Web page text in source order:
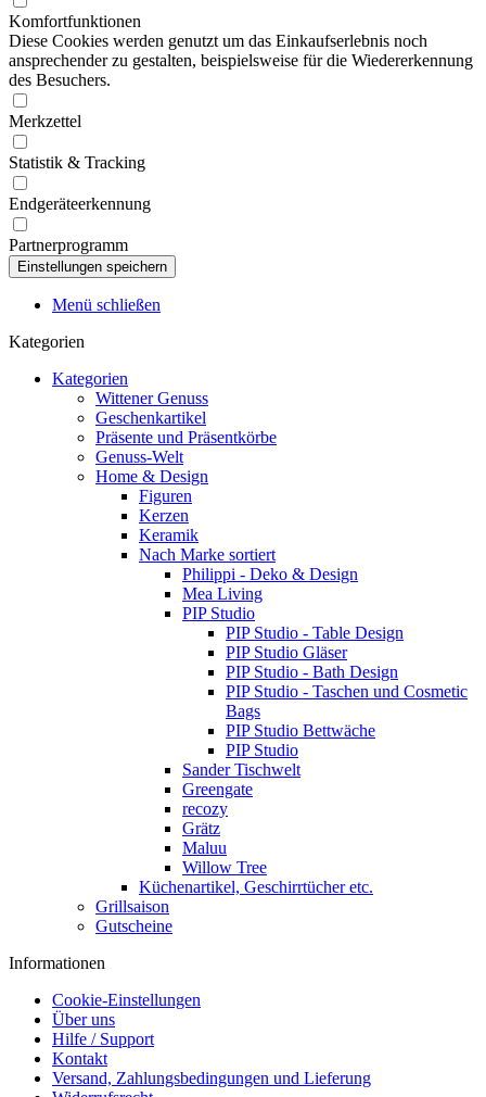
Komfortfunktionen
Diese Cookies werden genutzt um das Einkaufserlebnis noch
ansprechender zu gestalten, beispielsweise für die Wiedererkennung
des Besuchers.
Merkzettel
Statistik & Tracking
Endgeräteerkennung
Partnerprogramm
Menü schließen
Kategorien
Kategorien
Wittener Genuss
Geschenkartikel
Präsente und Präsentkörbe
Genuss-Welt
Home & Design
Figuren
Kerzen
Keramik
Nach Marke sortiert
Philippi - Deko & Design
Mea Living
PIP Studio
PIP Studio - Table Design
PIP Studio Gläser
PIP Studio - Bath Design
PIP Studio - Taschen und Cosmetic
Bags
PIP Studio Bettwäche
PIP Studio
Sander Tischwelt
Greengate
recozy
Grätz
Maluu
Willow Tree
Küchenartikel, Geschirrtücher etc.
Grillsaison
Gutscheine
Informationen
Cookie-Einstellungen
Über uns
Hilfe / Support
Kontakt
Versand, Zahlungsbedingungen und Lieferung